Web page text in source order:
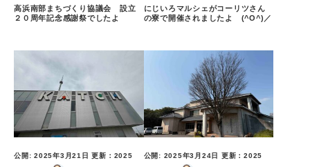
高浜南部まちづくり協議会 設立
２０周年記念感謝祭でしたよ
にじいろマルシェがコーリツさん
の寮で開催されましたよ (^O^)／
公開: 2025年3月21日 更新： 2025 公開: 2025年3月24日 更新：2025